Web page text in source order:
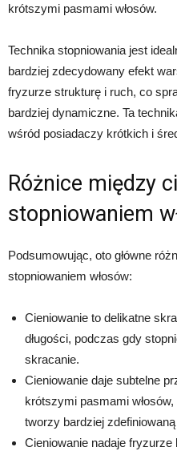
krótszymi pasmami włosów.
Technika stopniowania jest
bardziej zdecydowany efekt
fryzurze strukturę i ruch, co
bardziej dynamiczne. Ta
wśród posiadaczy krótkich i
Różnice między
stopniowaniem
Podsumowując, oto główne
stopniowaniem włosów:
Cieniowanie to delikatne
długości, podczas gdy
skracanie.
Cieniowanie daje subtelne
krótszymi pasmami
tworzy bardziej
Cieniowanie nadaje